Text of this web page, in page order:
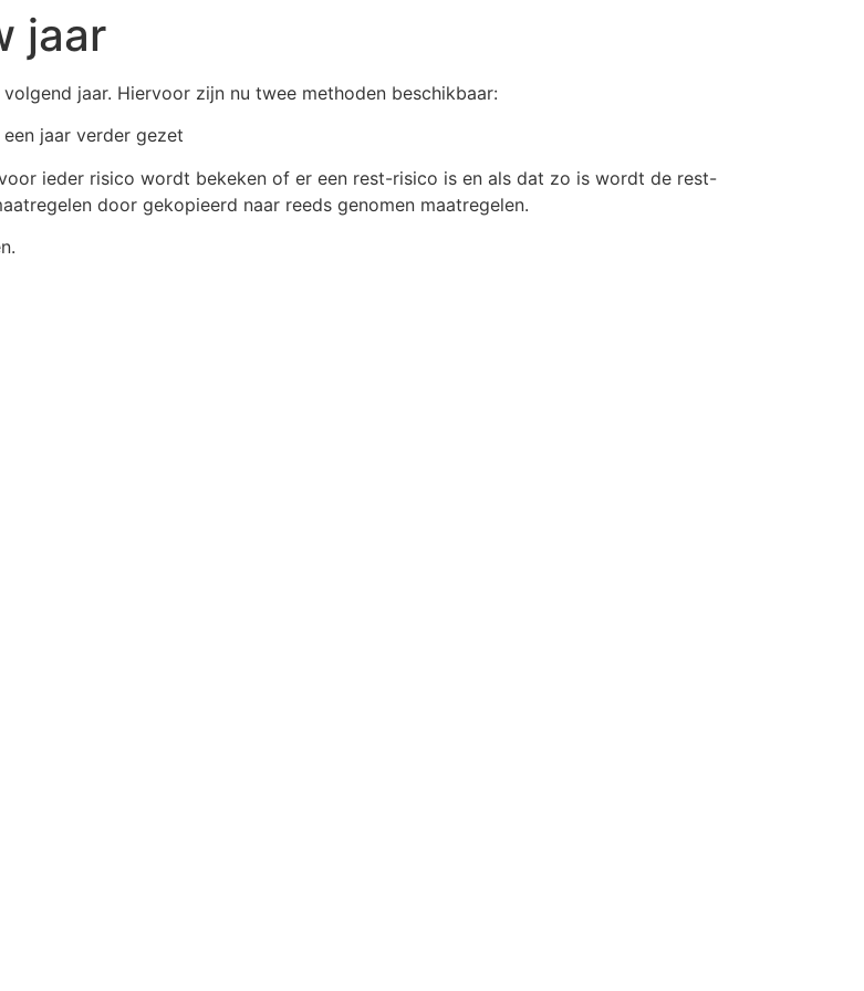
jaar
jaar. Hiervoor zijn nu twee methoden beschikbaar:
jaar verder gezet
ieder risico wordt bekeken of er een rest-risico is en als dat zo is wordt de rest-
door gekopieerd naar reeds genomen maatregelen.